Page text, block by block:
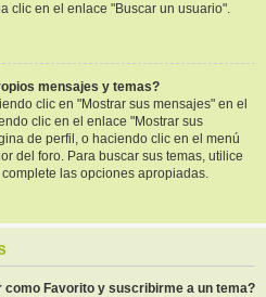
clic en el enlace "Buscar un usuario".
mensajes y temas?
clic en "Mostrar sus mensajes" en el
clic en el enlace "Mostrar sus
de perfil, o haciendo clic en el menú
del foro. Para buscar sus temas, utilice
las opciones apropiadas.
Favorito y suscribirme a un tema?